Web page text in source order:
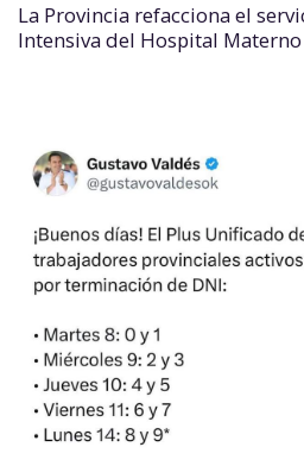
La Provincia refacciona el
Intensiva del Hospital